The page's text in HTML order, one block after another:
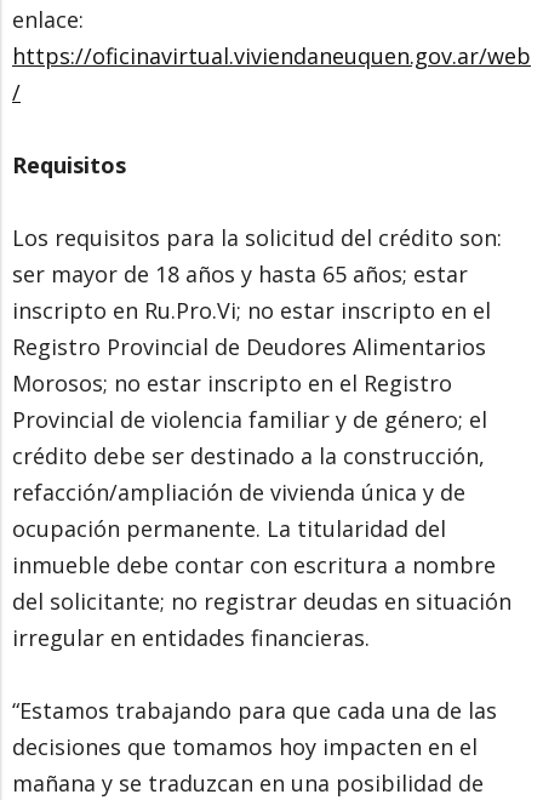
enlace:
https://oficinavirtual.viviendaneuquen.gov.ar/web
/
Requisitos
Los requisitos para la solicitud del crédito son:
ser mayor de 18 años y hasta 65 años; estar
inscripto en Ru.Pro.Vi; no estar inscripto en el
Registro Provincial de Deudores Alimentarios
Morosos; no estar inscripto en el Registro
Provincial de violencia familiar y de género; el
crédito debe ser destinado a la construcción,
refacción/ampliación de vivienda única y de
ocupación permanente. La titularidad del
inmueble debe contar con escritura a nombre
del solicitante; no registrar deudas en situación
irregular en entidades financieras.
“Estamos trabajando para que cada una de las
decisiones que tomamos hoy impacten en el
mañana y se traduzcan en una posibilidad de